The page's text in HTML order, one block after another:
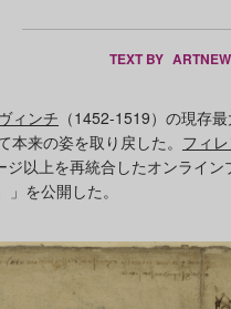
TEXT BY
ィンチ （1452-1519）の現存
本来の姿を取り戻した。 フィ
ジ以上を再統合したオンライ
」を公開した。